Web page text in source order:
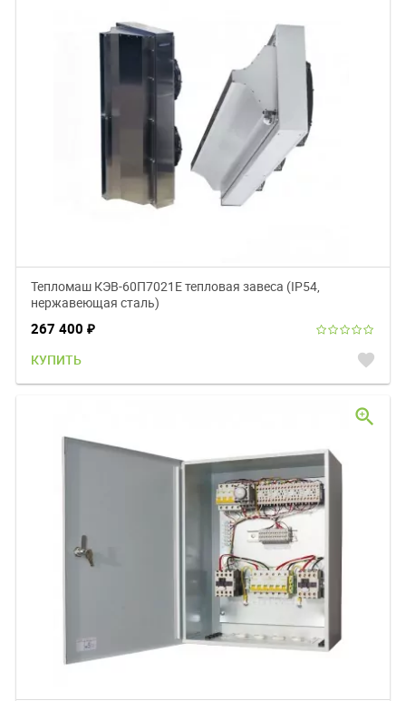
Тепломаш КЭВ-60П7021Е тепловая завеса (IP54,
нержавеющая сталь)
267 400 ₽
КУПИТЬ favorite
zoom_in